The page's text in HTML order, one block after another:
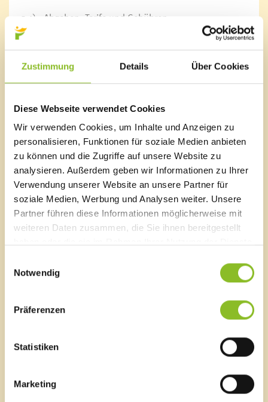
Zustimmung Details Über Cookies
Diese Webseite verwendet Cookies
Wir verwenden Cookies, um Inhalte und Anzeigen zu
personalisieren, Funktionen für soziale Medien anbieten
zu können und die Zugriffe auf unsere Website zu
analysieren. Außerdem geben wir Informationen zu Ihrer
Verwendung unserer Website an unsere Partner für
soziale Medien, Werbung und Analysen weiter. Unsere
Partner führen diese Informationen möglicherweise mit
weiteren Daten zusammen, die Sie ihnen bereitgestellt
Notwendig
Präferenzen
Statistiken
Marketing
5.1)
Abgaben, Tarife und Gebühren
5.3) Voranschlag 2020
7.)
Berichte des Bürgermeisters
8.)
Berichte aus den Ausschüssen
9.)
Allfälliges
Mit freundlichen Grüßen
Der Vorsitzende: Bürgermeister Walter Gohm
Marktgemeinde Frastanz
Lageplan